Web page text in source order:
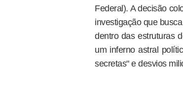
Federal). A decisão
investigação que
dentro das estruturas
um inferno astral
secretas" e desvios